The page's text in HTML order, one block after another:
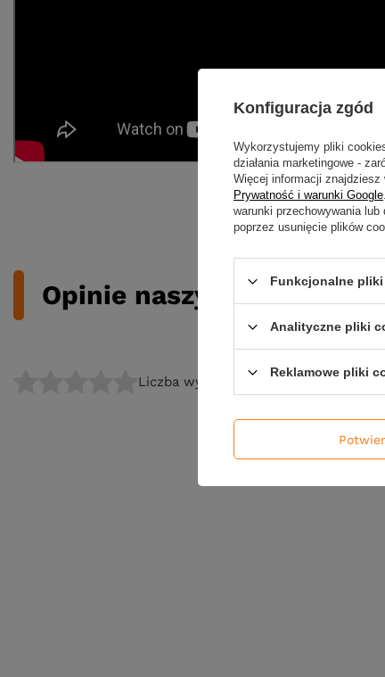
Opinie naszych klientów
Liczba wystawionych opinii: 0
Konfiguracja zgód
Wykorzystujemy pliki
działania marketingowe -
Więcej informacji znajdziesz
Prywatność i warunki Google
warunki przechowywania
poprzez usunięcie plików
Funkcjonalne
Analityczne pliki
Reklamowe pliki